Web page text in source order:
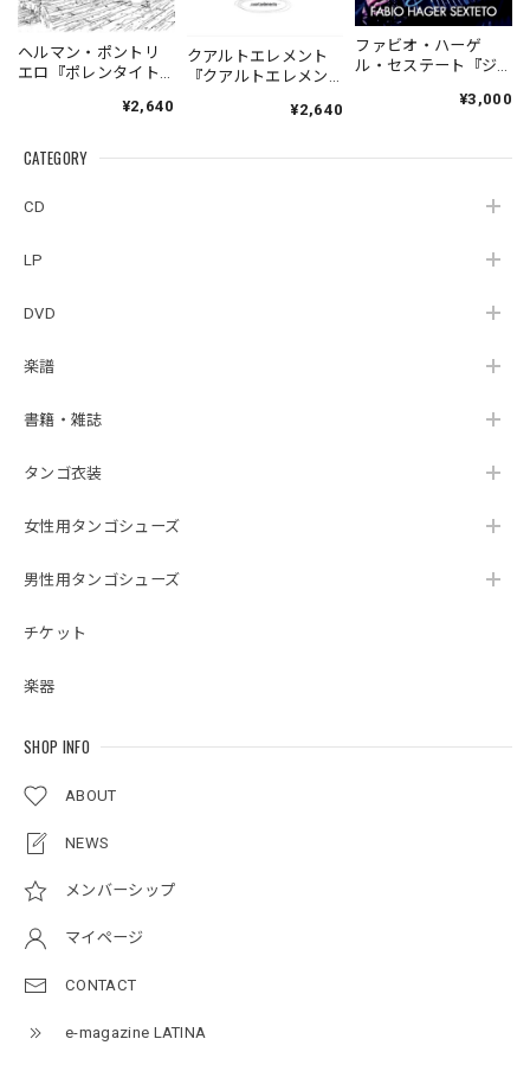
CATEGORY
CD
LP
DVD
楽譜
書籍・雑誌
タンゴ衣装
女性用タンゴシューズ
男性用タンゴシューズ
チケット
楽器
SHOP INFO
ABOUT
NEWS
メンバーシップ
マイページ
CONTACT
e-magazine LATINA
ヘルマン・ポントリ
エロ『ポレンタイト
Pontoriero『POLENT
la Ribera』
¥2,640
クアルトエレメント
『クアルトエレメン
Cuartoelemento『Cu
（007RECORDS-27）
¥2,640
ファビオ・ハーゲ
ル・セステート『ジ
¥3,000